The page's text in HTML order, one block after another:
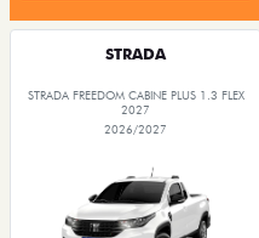
STRADA
STRADA FREEDOM CABINE PLUS 1.3 FLEX
2027
2026/2027